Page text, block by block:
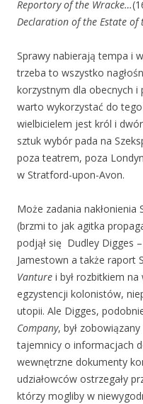
Reportory of the Wracke…
Declaration of the Estate
Sprawy nabierają tempa i
trzeba to wszystko
korzystnym dla obecnych i
warto wykorzystać do
wielbicielem jest król i
sztuk wybór pada na
poza teatrem, poza
w Stratford-upon-Avon.
Może zadania nakłonienia
(brzmi to jak agitka
podjął się Dudley Digges
Jamestown a także raport
Vanture i był rozbitkiem na
egzystencji kolonistów,
utopii. Ale Digges,
Company, był
tajemnicy o informacjach
wewnętrzne dokumenty
udziałowców ostrzegały
którzy mogliby w